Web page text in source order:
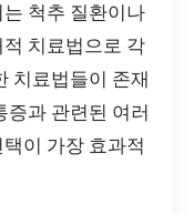
척추 질환이나
치료법으로 각
치료법들이 존재
증과 관련된 여러
이 가장 효과적